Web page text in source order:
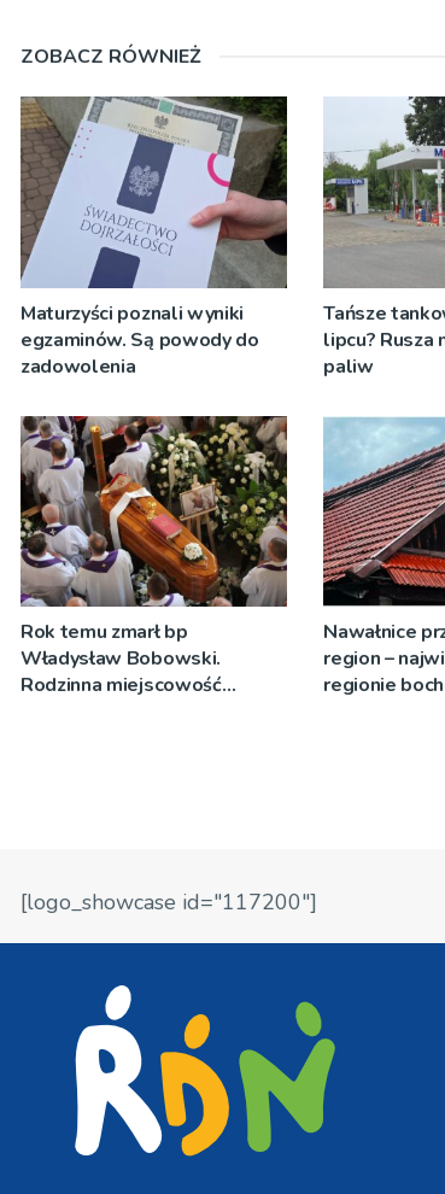
ZOBACZ RÓWNIEŻ
Maturzyści poznali wyniki
egzaminów. Są powody do
zadowolenia
Tańsze
lipcu? Rusza
paliw
Rok temu zmarł bp
Władysław Bobowski.
Rodzinna miejscowość
Nawałnice
region –
regionie
[logo_showcase id="117200"]